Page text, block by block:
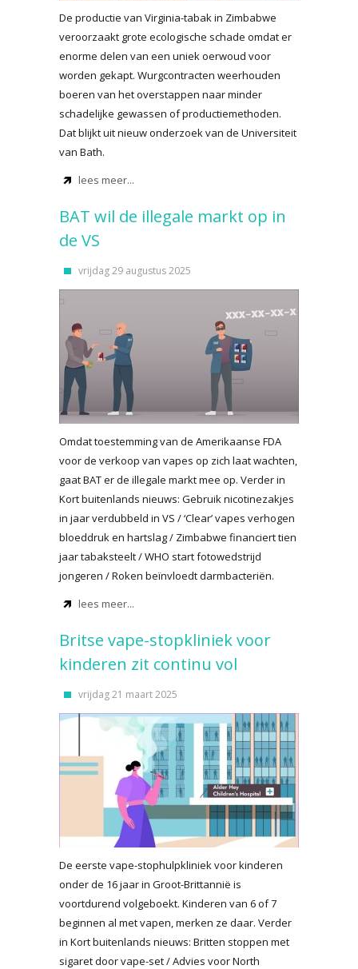
De productie van Virginia-tabak in Zimbabwe
veroorzaakt grote ecologische schade omdat er
enorme delen van een uniek oerwoud voor
worden gekapt. Wurgcontracten weerhouden
boeren van het overstappen naar minder
schadelijke gewassen of productiemethoden.
Dat blijkt uit nieuw onderzoek van de Universiteit
van Bath.
lees meer...
BAT wil de illegale markt op in
de VS
vrijdag 29 augustus 2025
Omdat toestemming van de Amerikaanse FDA
voor de verkoop van vapes op zich laat wachten,
gaat BAT er de illegale markt mee op. Verder in
Kort buitenlands nieuws: Gebruik nicotinezakjes
in jaar verdubbeld in VS / ‘Clear’ vapes verhogen
bloeddruk en hartslag / Zimbabwe financiert tien
jaar tabaksteelt / WHO start fotowedstrijd
jongeren / Roken beïnvloedt darmbacteriën.
lees meer...
Britse vape-stopkliniek voor
kinderen zit continu vol
vrijdag 21 maart 2025
De eerste vape-stophulpkliniek voor kinderen
onder de 16 jaar in Groot-Brittannië is
voortdurend volgeboekt. Kinderen van 6 of 7
beginnen al met vapen, merken ze daar. Verder
in Kort buitenlands nieuws: Britten stoppen met
sigaret door vape-set / Advies voor North